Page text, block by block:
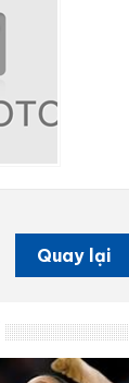
Quay lại